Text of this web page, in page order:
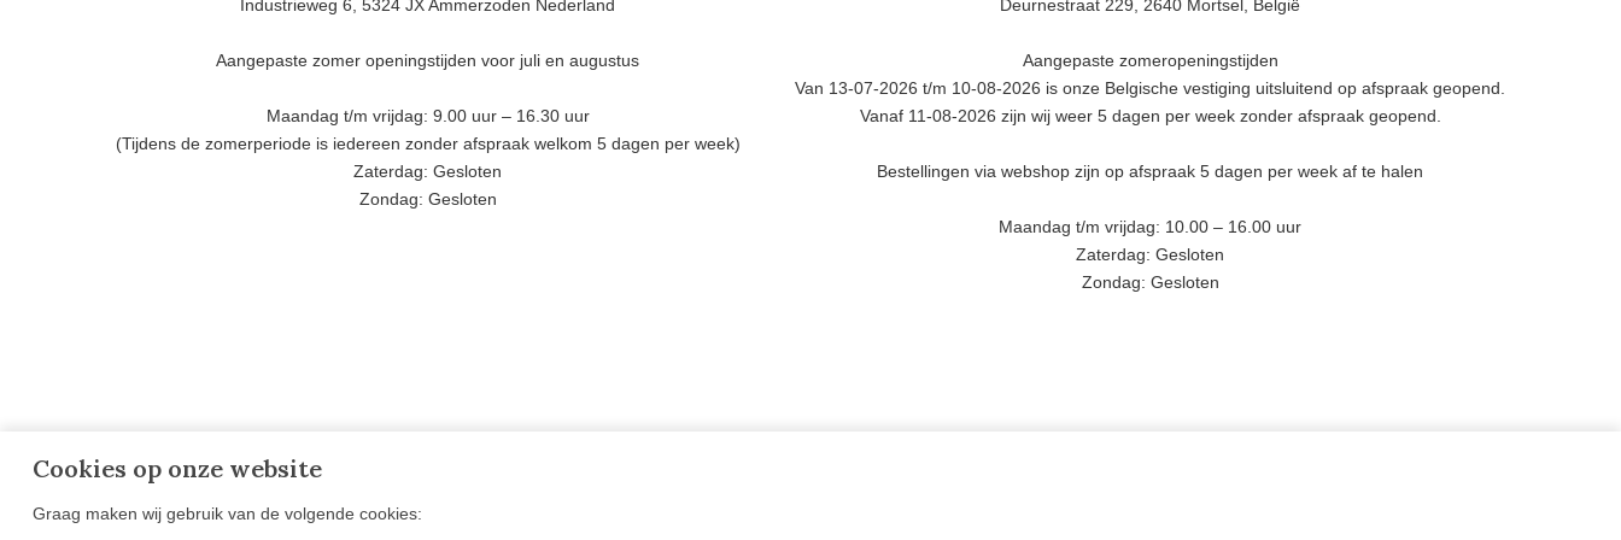
Cookies op onze website
Graag maken wij gebruik van de volgende cookies:
Industrieweg 6, 5324 JX Ammerzoden Nederland
Aangepaste zomer openingstijden voor juli en augustus
Maandag t/m vrijdag: 9.00 uur – 16.30 uur
(Tijdens de zomerperiode is iedereen zonder afspraak welkom 5 dagen per week)
Zaterdag: Gesloten
Zondag: Gesloten
Deurnestraat 229, 2640 Mortsel, België
Aangepaste zomeropeningstijden
Van 13-07-2026 t/m 10-08-2026 is onze Belgische vestiging uitsluitend op afspraak geopend.
Vanaf 11-08-2026 zijn wij weer 5 dagen per week zonder afspraak geopend.
Bestellingen via webshop zijn op afspraak 5 dagen per week af te halen
Maandag t/m vrijdag: 10.00 – 16.00 uur
Zaterdag: Gesloten
Zondag: Gesloten
OVER GOESTEN & GOESTEN